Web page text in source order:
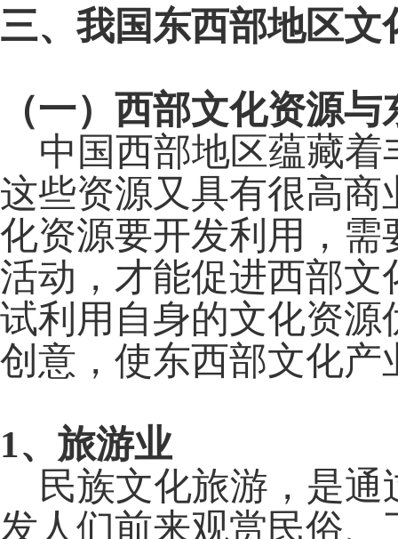
三、我国东西部地区文
（一）西部文化资源
中国西部地区蕴藏着
这些资源又具有很高
化资源要开发利用，
活动，才能促进西部
试利用自身的文化资
创意，使东西部文化产
1、旅游业
民族文化旅游，是通
发人们前来观赏民俗